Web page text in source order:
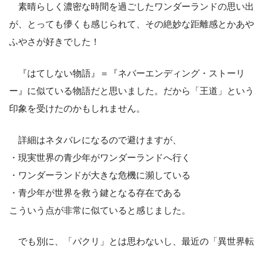
素晴らしく濃密な時間を過ごしたワンダーランドの思い出
が、とっても儚くも感じられて、その絶妙な距離感とかあや
ふやさが好きでした！
『はてしない物語』＝『ネバーエンディング・ストーリ
ー』に似ている物語だと思いました。だから「王道」という
印象を受けたのかもしれません。
詳細はネタバレになるので避けますが、
・現実世界の青少年がワンダーランドへ行く
・ワンダーランドが大きな危機に瀕している
・青少年が世界を救う鍵となる存在である
こういう点が非常に似ていると感じました。
でも別に、「パクリ」とは思わないし、最近の「異世界転